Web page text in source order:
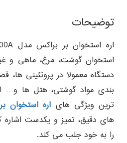
توضیحات
استخوان گوشت، مرغ، ماهی و
دستگاه معمولا در پروتئینی ها،
بندی مواد گوشتی، هتل ها و…
ترین ویژگی های اره استخوان
های دقیق، تمیز و یکدست اشاره
را به خود جلب می کند.